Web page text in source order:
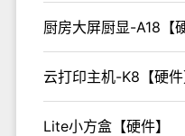
厨房大屏厨显-A18【
云打印主机-K8【硬件
Lite小方盒【硬件】